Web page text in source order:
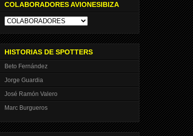
COLABORADORES AVIONESIBIZA
HISTORIAS DE SPOTTERS
Beto Fernández
Jorge Guardia
José Ramón Valero
Marc Burgueros